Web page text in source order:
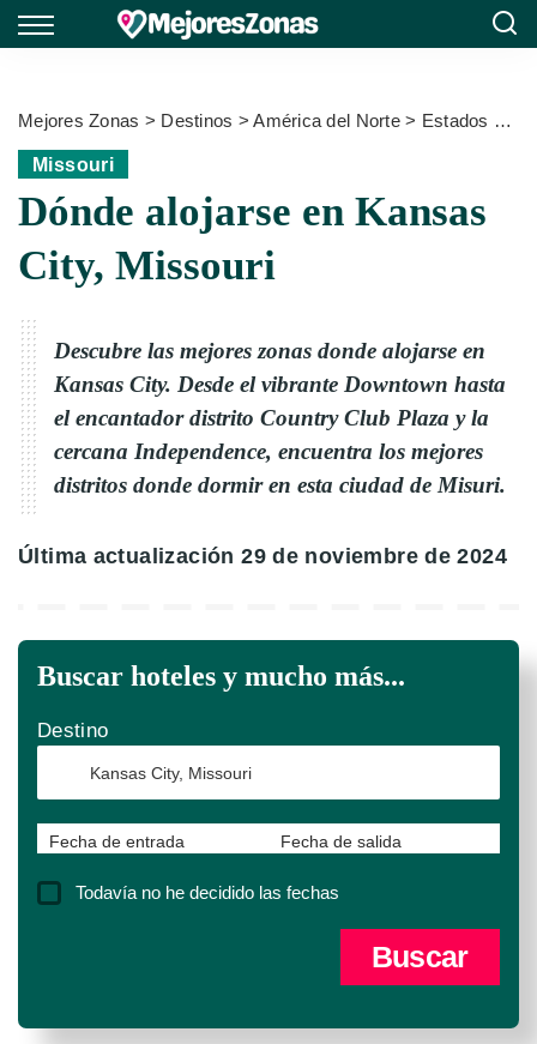
Mejores Zonas > Destinos >América del Norte> Estados Unidos
Missouri
Dónde alojarse en Kansas
City, Missouri
Descubre las mejores zonas donde alojarse en
Kansas City. Desde el vibrante Downtown hasta
el encantador distrito Country Club Plaza y la
cercana Independence, encuentra los mejores
distritos donde dormir en esta ciudad de Misuri.
Última actualización 29 de noviembre de 2024
Buscar hoteles y mucho más...
Destino
Fecha de entrada Fecha de salida
Todavía no he decidido las fechas